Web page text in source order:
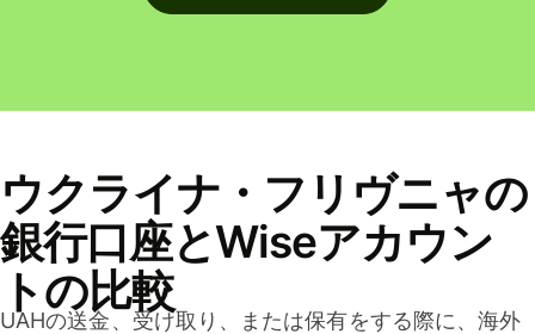
ウクライナ・フリヴニャの
銀行口座とWiseアカウン
トの比較
UAHの送金、受け取り、または保有をする際に、海外